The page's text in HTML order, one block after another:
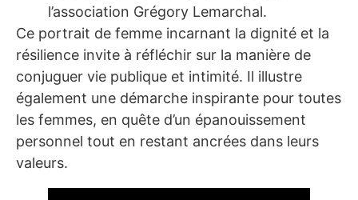
l’association Grégory Lemarchal.
Ce portrait de femme incarnant la dignité et la
résilience invite à réfléchir sur la manière de
conjuguer vie publique et intimité. Il illustre
également une démarche inspirante pour toutes
les femmes, en quête d’un épanouissement
personnel tout en restant ancrées dans leurs
valeurs.